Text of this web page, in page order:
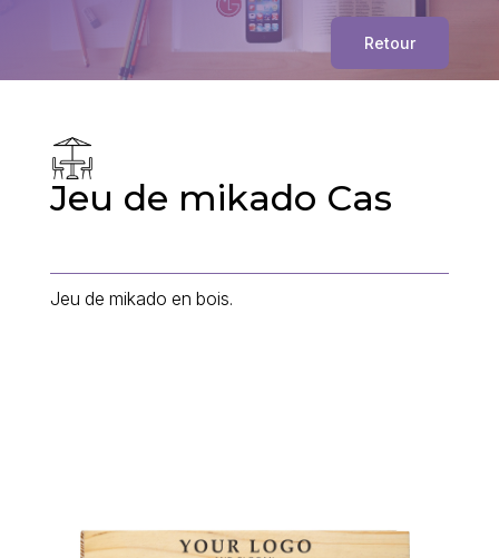
Retour
Jeu de mikado Cas
Jeu de mikado en bois.